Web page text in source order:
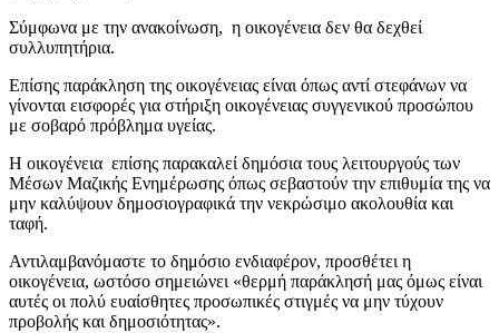
Σύμφωνα με την ανακοίνωση, η οικογένεια δεν θα δεχθεί
συλλυπητήρια.
Επίσης παράκληση της οικογένειας είναι όπως αντί στεφάνων να
γίνονται εισφορές για στήριξη οικογένειας συγγενικού προσώπου
με σοβαρό πρόβλημα υγείας.
Η οικογένεια επίσης παρακαλεί δημόσια τους λειτουργούς των
Μέσων Μαζικής Ενημέρωσης όπως σεβαστούν την επιθυμία της να
μην καλύψουν δημοσιογραφικά την νεκρώσιμο ακολουθία και
ταφή.
Αντιλαμβανόμαστε το δημόσιο ενδιαφέρον, προσθέτει η
οικογένεια, ωστόσο σημειώνει «θερμή παράκλησή μας όμως είναι
αυτές οι πολύ ευαίσθητες προσωπικές στιγμές να μην τύχουν
προβολής και δημοσιότητας».